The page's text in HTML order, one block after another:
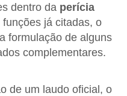
dentro da perícia
já citadas, o
formulação de alguns
complementares.
de um laudo oficial, o